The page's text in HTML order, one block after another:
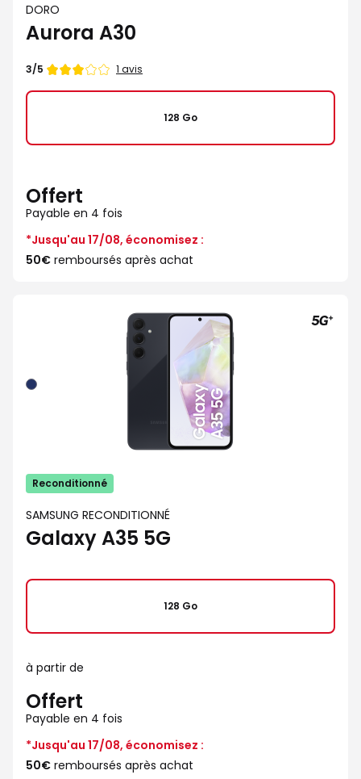
DORO
Aurora A30
Note
3/5 1 avis
128 Go
Offert
Payable en 4 fois
*Jusqu'au 17/08, économisez :
50€ remboursés après achat
Bleu
nuit
Reconditionné
SAMSUNG RECONDITIONNÉ
Galaxy A35 5G
128 Go
à partir de
Offert
Payable en 4 fois
*Jusqu'au 17/08, économisez :
50€ remboursés après achat